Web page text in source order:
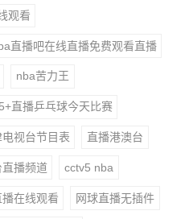
观看
直播吧在线直播免费观看直播
nba苦力王
直播乒乓球今天比赛
电视台节目表 直播港澳台
播频道 cctv5 nba
在线观看 网球直播无插件